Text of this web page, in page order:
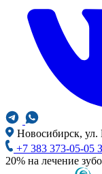
Новосибирск, ул.
+7 383 373-05-05
20% на лечение